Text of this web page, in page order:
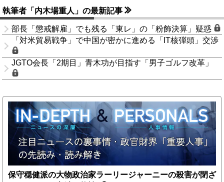
執筆者「内木場重人」の最新記事
部長「懲戒解雇」でも残る「東レ」の「粉飾決算」疑惑
「対米貿易戦争」で中国が密かに進める「IT核弾頭」交渉
JGTO会長「2期目」青木功が目指す「男子ゴルフ改革」
保守穏健派の大物政治家ラーリージャーニーの殺害が閉ざ